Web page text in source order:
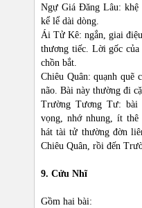
Ngự Giá Đăng Lâu:
kể lể dài dòng.
Ái Tử Kê: ngắn, giai
thương tiếc. Lời gốc
chồn bắt.
Chiêu Quân: quạnh quẽ
não. Bài này thường đi
Trường Tương Tư: bài
vọng, nhớ nhung, ít
hát tài tử thường đờn
Chiêu Quân, rồi đến
9. Cửu Nhĩ
Gồm hai bài: